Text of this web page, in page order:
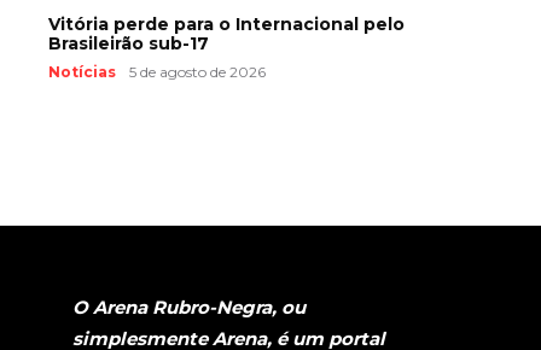
Vitória perde para o Internacional pelo
Brasileirão sub-17
Notícias 5 de agosto de 2026
O Arena Rubro-Negra, ou
simplesmente Arena, é um portal